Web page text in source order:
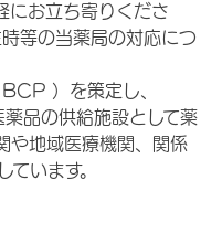
にお立ち寄りくださ
等の当薬局の対応につ
）を策定し、
品の供給施設として薬
や地域医療機関、関係
います。